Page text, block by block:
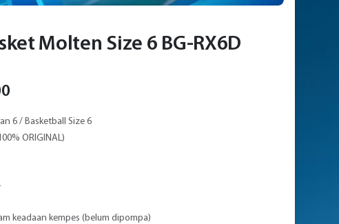
Molten Size 6 BG-RX6D
6 / Basketball Size 6
ORIGINAL)
keadaan kempes (belum dipompa)